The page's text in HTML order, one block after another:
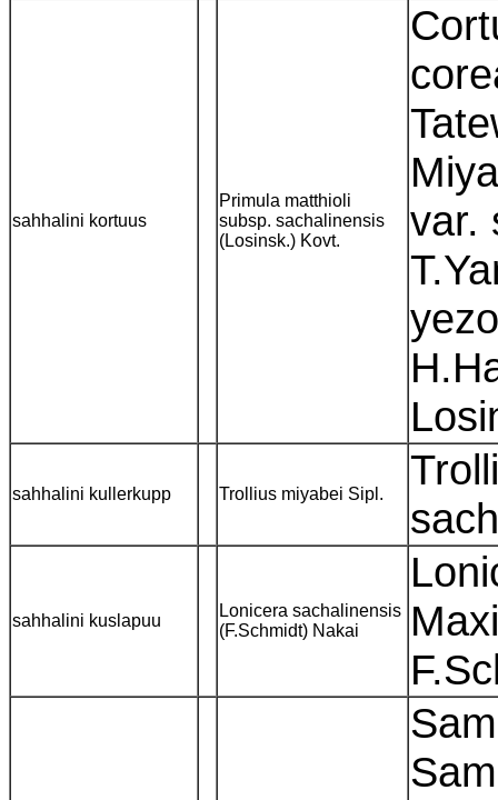
sahhalini kortuus
Primula matthioli
subsp. sachalinensis
(Losinsk.) Kovt.
var.
sahhalini kullerkupp Trollius miyabei Sipl.
sahhalini kuslapuu
Lonicera sachalinensis
(F.Schmidt) Nakai